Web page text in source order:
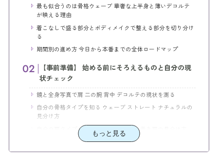
最も似合うのは骨格ウェーブ 華奢な上半身と薄いデコルテ
が映える理由
着こなしで盛る部分とボディメイクで整える部分を切り分け
る
期間別の進め方 今日から本番までの全体ロードマップ
【事前準備】 始める前にそろえるものと自分の現
状チェック
鏡と全身写真で肩 二の腕 背中 デコルテの現状を測る
自分の骨格タイプを知る ウェーブ ストレート ナチュラルの
見分け方
自分の肩タイプを知る なで肩 いかり肩 巻き肩の見分け方
オフショル ワンショル 肩出しトップス似合い度チェックリ
スト
もっと見る